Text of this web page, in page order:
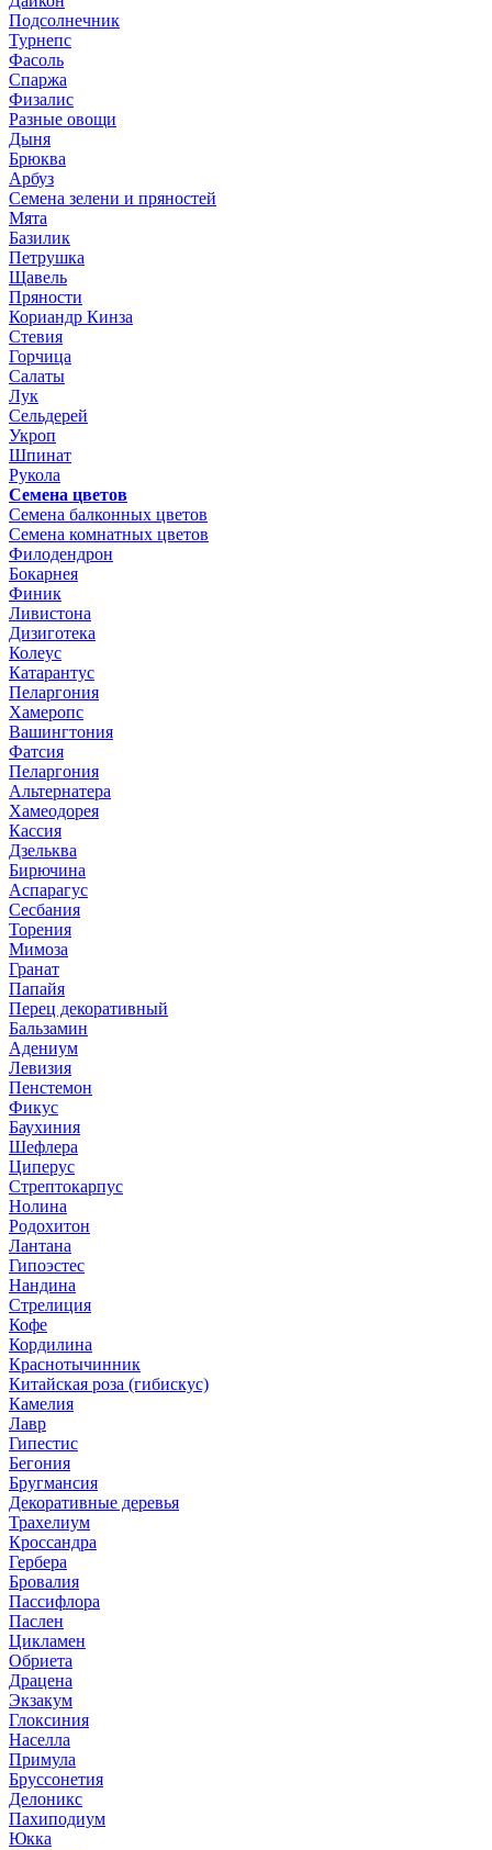
Подсолнечник
Турнепс
Фасоль
Спаржа
Физалис
Разные овощи
Дыня
Брюква
Арбуз
Семена зелени и пряностей
Мята
Базилик
Петрушка
Щавель
Пряности
Кориандр Кинза
Стевия
Горчица
Салаты
Лук
Сельдерей
Укроп
Шпинат
Рукола
Семена цветов
Семена балконных цветов
Семена комнатных цветов
Филодендрон
Бокарнея
Финик
Ливистона
Дизиготека
Колеус
Катарантус
Пеларгония
Хамеропс
Вашингтония
Фатсия
Пеларгония
Альтернатера
Хамеодорея
Кассия
Дзельква
Бирючина
Аспарагус
Сесбания
Торения
Мимоза
Гранат
Папайя
Перец декоративный
Бальзамин
Адениум
Левизия
Пенстемон
Фикус
Баухиния
Шефлера
Циперус
Стрептокарпус
Нолина
Родохитон
Лантана
Гипоэстес
Нандина
Стрелиция
Кофе
Кордилина
Краснотычинник
Китайская роза (гибискус)
Камелия
Лавр
Гипестис
Бегония
Бругмансия
Декоративные деревья
Трахелиум
Кроссандра
Гербера
Бровалия
Пассифлора
Паслен
Цикламен
Обриета
Драцена
Экзакум
Глоксиния
Населла
Примула
Бруссонетия
Делоникс
Пахиподиум
Юкка